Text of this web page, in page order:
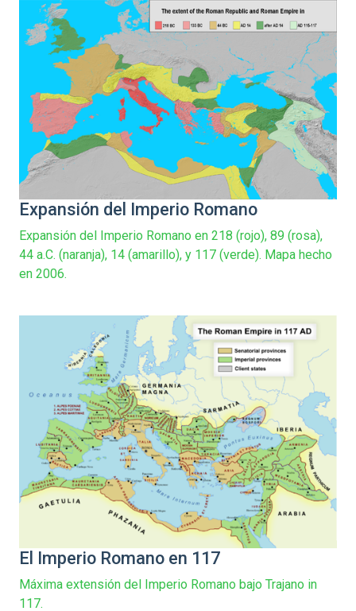
Expansión del Imperio Romano
Expansión del Imperio Romano en 218 (rojo), 89 (rosa),
44 a.C. (naranja), 14 (amarillo), y 117 (verde). Mapa hecho
en 2006.
El Imperio Romano en 117
Máxima extensión del Imperio Romano bajo Trajano in
117.